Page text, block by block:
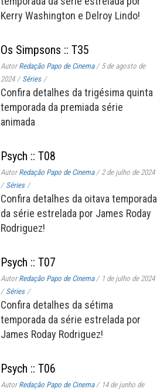
Kerry Washington e Delroy Lindo!
Os Simpsons :: T35
AutorRedação Papo de Cinema / 5 de agosto de
2024 / Séries /
Confira detalhes da trigésima quinta
temporada da premiada série
animada
Psych :: T08
AutorRedação Papo de Cinema / 2 de julho de 2024
/ Séries /
Confira detalhes da oitava temporada
da série estrelada por James Roday
Rodriguez!
Psych :: T07
AutorRedação Papo de Cinema / 1 de julho de 2024
/ Séries /
Confira detalhes da sétima
temporada da série estrelada por
James Roday Rodriguez!
Psych :: T06
AutorRedação Papo de Cinema / 14 de junho de